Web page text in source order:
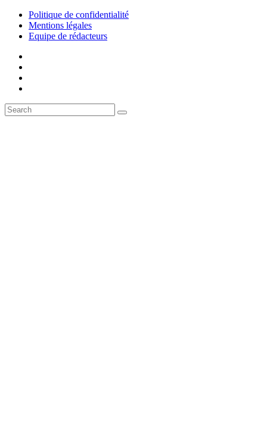
Politique de confidentialité
Mentions légales
Equipe de rédacteurs